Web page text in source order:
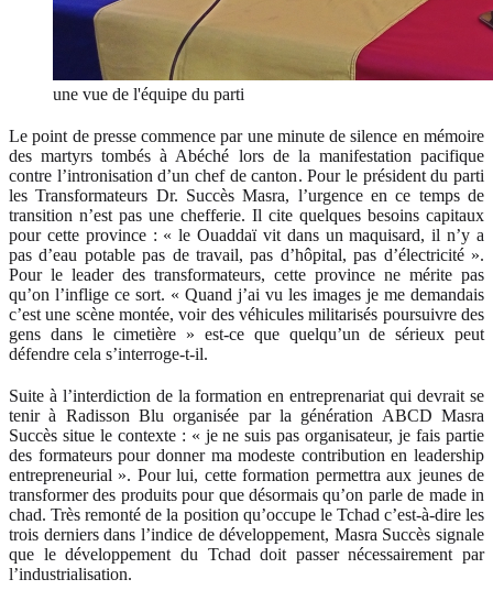
une vue de l'équipe du parti
Le point de presse commence par une minute de silence en mémoire
des martyrs tombés à Abéché lors de la manifestation pacifique
contre l’intronisation d’un chef de canton. Pour le président du parti
les Transformateurs Dr. Succès Masra, l’urgence en ce temps de
transition n’est pas une chefferie. Il cite quelques besoins capitaux
pour cette province : « le Ouaddaï vit dans un maquisard, il n’y a
pas d’eau potable pas de travail, pas d’hôpital, pas d’électricité ».
Pour le leader des transformateurs, cette province ne mérite pas
qu’on l’inflige ce sort. « Quand j’ai vu les images je me demandais
c’est une scène montée, voir des véhicules militarisés poursuivre des
gens dans le cimetière » est-ce que quelqu’un de sérieux peut
défendre cela s’interroge-t-il.
Suite à l’interdiction de la formation en entreprenariat qui devrait se
tenir à Radisson Blu organisée par la génération ABCD Masra
Succès situe le contexte : « je ne suis pas organisateur, je fais partie
des formateurs pour donner ma modeste contribution en leadership
entrepreneurial ». Pour lui, cette formation permettra aux jeunes de
transformer des produits pour que désormais qu’on parle de made in
chad. Très remonté de la position qu’occupe le Tchad c’est-à-dire les
trois derniers dans l’indice de développement, Masra Succès signale
que le développement du Tchad doit passer nécessairement par
l’industrialisation.